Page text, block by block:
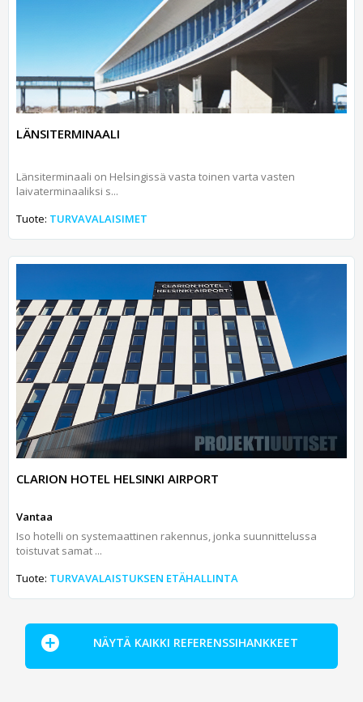
LÄNSITERMINAALI
Länsiterminaali on Helsingissä vasta toinen varta vasten
laivaterminaaliksi s...
Tuote: TURVAVALAISIMET
CLARION HOTEL HELSINKI AIRPORT
Vantaa
Iso hotelli on systemaattinen rakennus, jonka suunnittelussa
toistuvat samat ...
Tuote: TURVAVALAISTUKSEN ETÄHALLINTA
NÄYTÄ KAIKKI REFERENSSIHANKKEET